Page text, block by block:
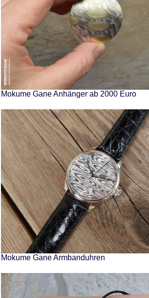
Mokume Gane Anhänger ab 2000 Euro
Mokume Gane Armbanduhren